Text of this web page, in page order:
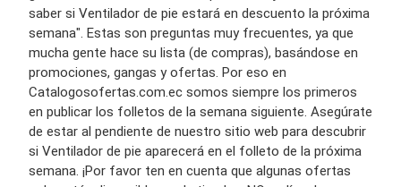
saber si Ventilador de pie estará en descuento la próxima
semana". Estas son preguntas muy frecuentes, ya que
mucha gente hace su lista (de compras), basándose en
promociones, gangas y ofertas. Por eso en
Catalogosofertas.com.ec somos siempre los primeros
en publicar los folletos de la semana siguiente. Asegúrate
de estar al pendiente de nuestro sitio web para descubrir
si Ventilador de pie aparecerá en el folleto de la próxima
semana. ¡Por favor ten en cuenta que algunas ofertas